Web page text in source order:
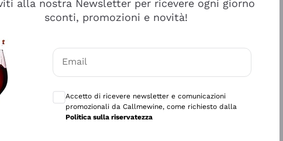
alla nostra Newsletter per ricevere ogni giorno
sconti, promozioni e novità!
Email
Accetto di ricevere newsletter e comunicazioni
promozionali da Callmewine, come richiesto dalla
Politica sulla riservatezza